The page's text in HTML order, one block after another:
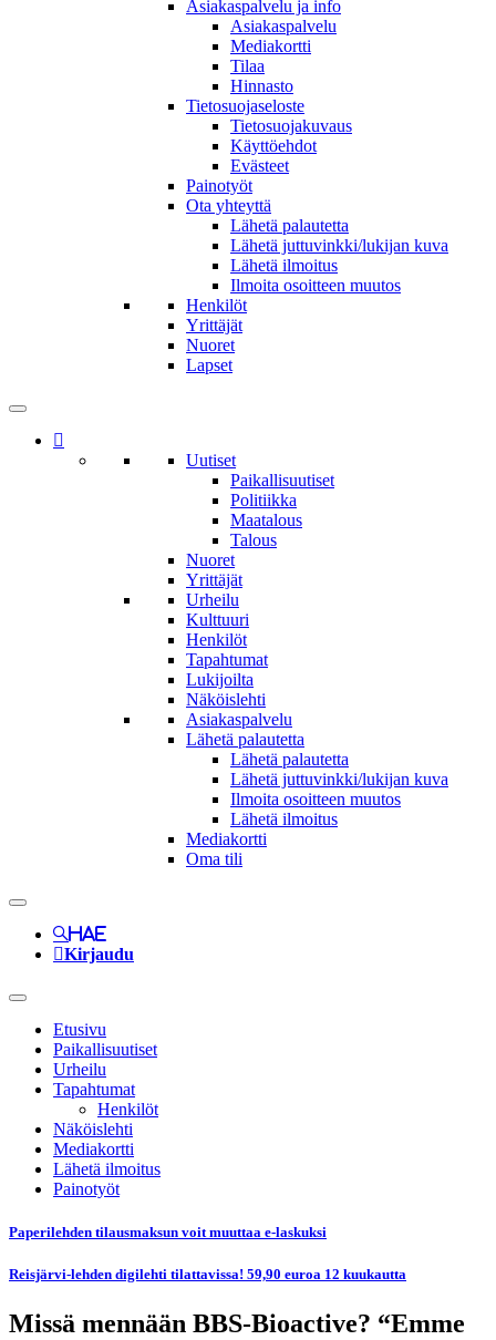
Asiakaspalvelu ja info
Asiakaspalvelu
Mediakortti
Tilaa
Hinnasto
Tietosuojaseloste
Tietosuojakuvaus
Käyttöehdot
Evästeet
Painotyöt
Ota yhteyttä
Lähetä palautetta
Lähetä juttuvinkki/lukijan kuva
Lähetä ilmoitus
Ilmoita osoitteen muutos
Henkilöt
Yrittäjät
Nuoret
Lapset
Uutiset
Paikallisuutiset
Politiikka
Maatalous
Talous
Nuoret
Yrittäjät
Urheilu
Kulttuuri
Henkilöt
Tapahtumat
Lukijoilta
Näköislehti
Asiakaspalvelu
Lähetä palautetta
Lähetä palautetta
Lähetä juttuvinkki/lukijan kuva
Ilmoita osoitteen muutos
Lähetä ilmoitus
Mediakortti
Oma tili
Hae
Kirjaudu
Etusivu
Paikallisuutiset
Urheilu
Tapahtumat
Henkilöt
Näköislehti
Mediakortti
Lähetä ilmoitus
Painotyöt
Paperilehden tilausmaksun voit muuttaa e-laskuksi
Reisjärvi-lehden digilehti tilattavissa! 59,90 euroa 12 kuukautta
Missä mennään BBS-Bioactive? “Emme